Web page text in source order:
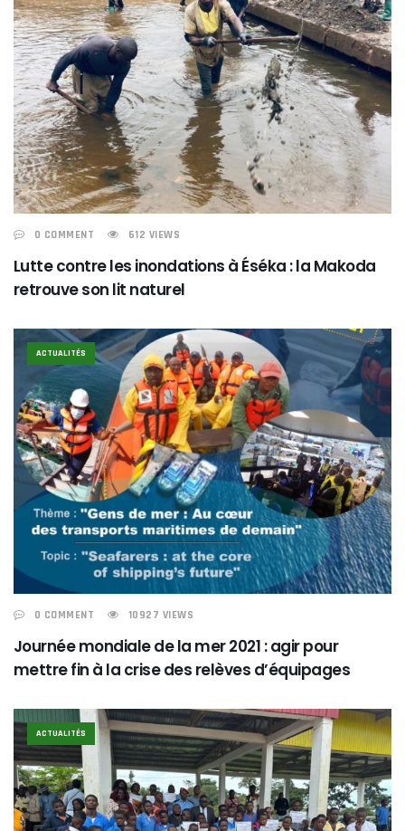
0 COMMENT 612 VIEWS
Lutte contre les inondations à Éséka : la Makoda
retrouve son lit naturel
ACTUALITÉS
0 COMMENT 10927 VIEWS
Journée mondiale de la mer 2021 : agir pour
mettre fin à la crise des relèves d’équipages
ACTUALITÉS